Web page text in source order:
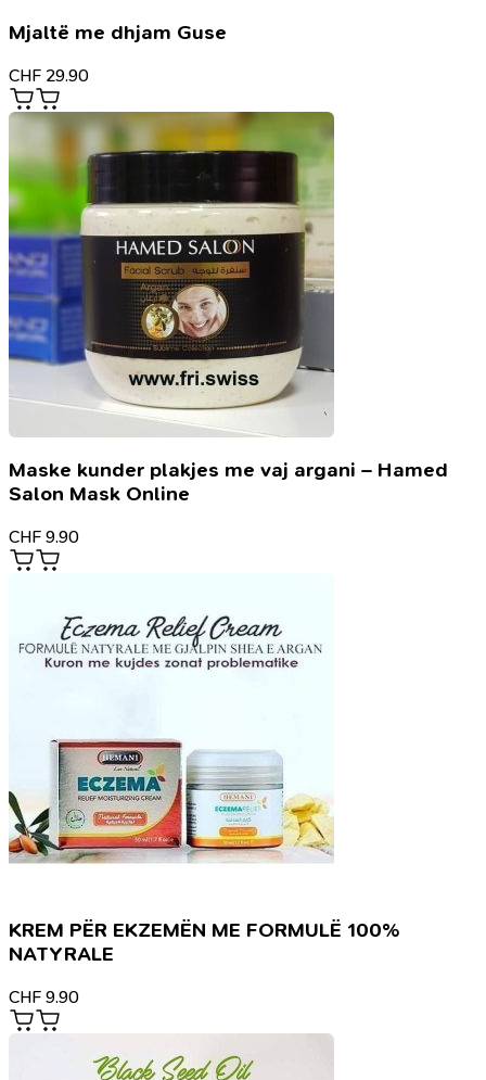
Mjaltë me dhjam Guse
CHF 29.90
Maske kunder plakjes me vaj argani – Hamed
Salon Mask Online
CHF 9.90
KREM PËR EKZEMËN ME FORMULË 100%
NATYRALE
CHF 9.90